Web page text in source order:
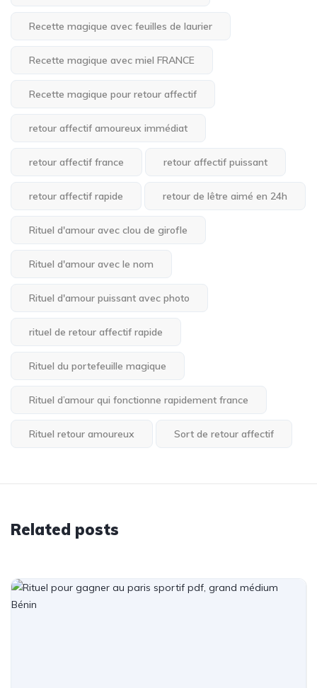
Recette magique avec feuilles de laurier
Recette magique avec miel FRANCE
Recette magique pour retour affectif
retour affectif amoureux immédiat
retour affectif france retour affectif puissant
retour affectif rapide retour de lêtre aimé en 24h
Rituel d'amour avec clou de girofle
Rituel d'amour avec le nom
Rituel d'amour puissant avec photo
rituel de retour affectif rapide
Rituel du portefeuille magique
Rituel d’amour qui fonctionne rapidement france
Rituel retour amoureux Sort de retour affectif
Related posts